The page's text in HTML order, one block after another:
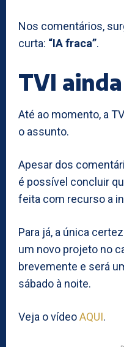
Nos comentários,
curta: “IA fraca”.
TVI
Até ao momento, a
o assunto.
Apesar dos
é possível concluir
feita com recurso a
Para já, a única
um novo projeto no
brevemente e será
sábado à noite.
Veja o vídeoAQUI.